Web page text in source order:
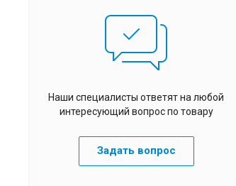
Наши специалисты ответят на любой
интересующий вопрос по товару
Задать вопрос